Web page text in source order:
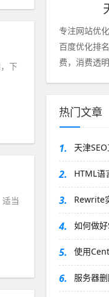
下
当
专注网站优
百度优化排
费，消费透
热门文章
1. 天津
2. HTML语
3. Rewrite
4. 如何做
5. 使用
6. 服务器